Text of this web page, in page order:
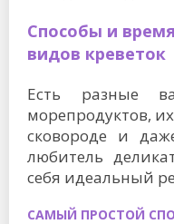
Способы и
видов креветок
Есть разные
морепродуктов,
сковороде и
любитель
себя идеальный
САМЫЙ ПРОСТОЙ